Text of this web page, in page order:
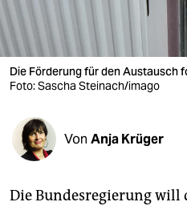
shop
fragen & hilfe
unterstützen
genossenschaft
Die Förderung für den Austausch
Foto: Sascha Steinach/imago
Von Anja Krüger
Die Bundesregierung will